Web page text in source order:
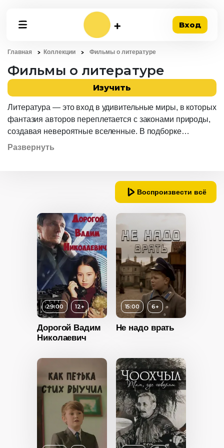
Вход
Главная Коллекции Фильмы о литературе
Фильмы о литературе
Изучить
Литература — это вход в удивительные миры, в которых
фантазия авторов переплетается с законами природы,
создавая невероятные вселенные. В подборке
фильмов вы найдете не только отличные экранизации,
даже, какие у них были хобби. От мира сказок Ершова и
литературных комиксов до анализа произведений
Фёдора Михайловича Достоевского и дома Чуковского.
Эта подборка точно не оставит вас равнодушным.
Развернуть
Воспроизвести всё
29:00 12+
Дорогой Вадим
Николаевич
Возраст
Длительность
15:00 6+
Не надо врать